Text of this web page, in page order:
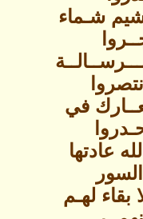
شيم شـماء
في
عادتها
بقاء لهـم